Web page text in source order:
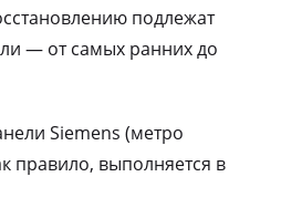
подлежат
— от самых ранних до
Siemens (метро
правило, выполняется в